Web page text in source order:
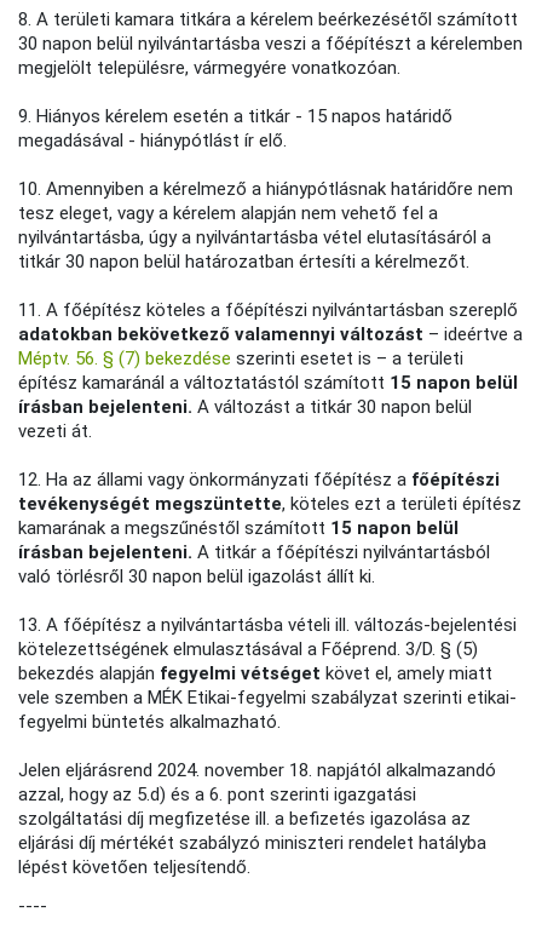
8. A területi kamara titkára a kérelem beérkezésétől számított
30 napon belül nyilvántartásba veszi a főépítészt a kérelemben
megjelölt településre, vármegyére vonatkozóan.
9. Hiányos kérelem esetén a titkár - 15 napos határidő
megadásával - hiánypótlást ír elő.
10. Amennyiben a kérelmező a hiánypótlásnak határidőre nem
tesz eleget, vagy a kérelem alapján nem vehető fel a
nyilvántartásba, úgy a nyilvántartásba vétel elutasításáról a
titkár 30 napon belül határozatban értesíti a kérelmezőt.
11. A főépítész köteles a főépítészi nyilvántartásban szereplő
adatokban bekövetkező valamennyi változást – ideértve a
Méptv. 56. § (7) bekezdése szerinti esetet is – a területi
építész kamaránál a változtatástól számított 15 napon belül
írásban bejelenteni. A változást a titkár 30 napon belül
vezeti át.
12. Ha az állami vagy önkormányzati főépítész a főépítészi
tevékenységét megszüntette, köteles ezt a területi építész
kamarának a megszűnéstől számított 15 napon belül
írásban bejelenteni. A titkár a főépítészi nyilvántartásból
való törlésről 30 napon belül igazolást állít ki.
13. A főépítész a nyilvántartásba vételi ill. változás-bejelentési
kötelezettségének elmulasztásával a Főéprend. 3/D. § (5)
bekezdés alapján fegyelmi vétséget követ el, amely miatt
vele szemben a MÉK Etikai-fegyelmi szabályzat szerinti etikai-
fegyelmi büntetés alkalmazható.
Jelen eljárásrend 2024. november 18. napjától alkalmazandó
azzal, hogy az 5.d) és a 6. pont szerinti igazgatási
szolgáltatási díj megfizetése ill. a befizetés igazolása az
eljárási díj mértékét szabályzó miniszteri rendelet hatályba
lépést követően teljesítendő.
----